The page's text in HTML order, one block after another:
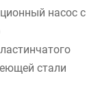
насос с
стали